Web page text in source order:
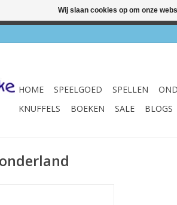
HOME SPEELGOED SPELLEN
KNUFFELS
BOEKEN SALE BLOGS
Wij slaan cookies op om onze
✔ Winkel & webshop ✔